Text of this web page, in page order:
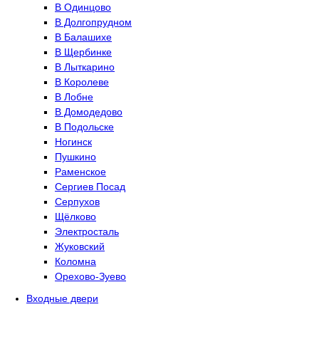
В Одинцово
В Долгопрудном
В Балашихе
В Щербинке
В Лыткарино
В Королеве
В Лобне
В Домодедово
В Подольске
Ногинск
Пушкино
Раменское
Сергиев Посад
Серпухов
Щёлково
Электросталь
Жуковский
Коломна
Орехово-Зуево
Входные двери